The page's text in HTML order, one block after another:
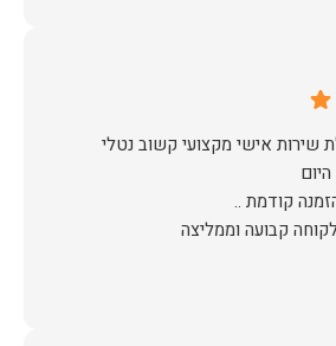
שירות אישי מקצועי קשוב נטלי
קבועה וממליצה